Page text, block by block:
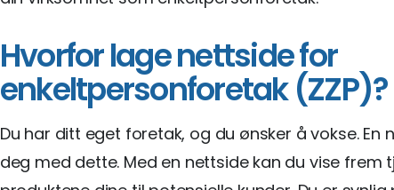
Hvorfor lage nettside for
enkeltpersonforetak (ZZP)?
Du har ditt eget foretak, og du ønsker å vokse. En
deg med dette. Med en nettside kan du vise frem